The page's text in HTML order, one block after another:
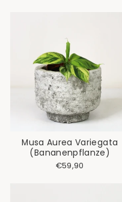
Musa Aurea Variegata
(Bananenpflanze)
€59,90